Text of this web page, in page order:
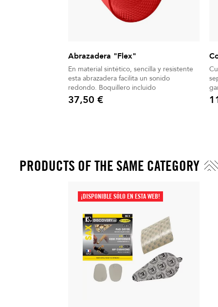
Abrazadera "Flex"
En material sintético, sencilla y resistente
esta abrazadera facilita un sonido
redondo. Boquillero incluido
Precio
37,50 €
PRODUCTS OF THE SAME CATEGORY
¡DISPONIBLE SÓLO EN ESTA WEB!